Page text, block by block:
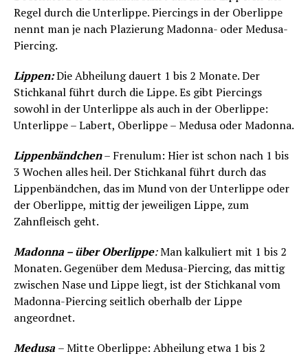
Regel durch die Unterlippe. Piercings in der Oberlippe
nennt man je nach Plazierung Madonna- oder Medusa-
Piercing.
Lippen:Die Abheilung dauert 1 bis 2 Monate. Der
Stichkanal führt durch die Lippe. Es gibt Piercings
sowohl in der Unterlippe als auch in der Oberlippe:
Unterlippe – Labert, Oberlippe – Medusa oder Madonna.
Lippenbändchen– Frenulum: Hier ist schon nach 1 bis
3 Wochen alles heil. Der Stichkanal führt durch das
Lippenbändchen, das im Mund von der Unterlippe oder
der Oberlippe, mittig der jeweiligen Lippe, zum
Zahnfleisch geht.
Madonna – über Oberlippe:Man kalkuliert mit 1 bis 2
Monaten. Gegenüber dem Medusa-Piercing, das mittig
zwischen Nase und Lippe liegt, ist der Stichkanal vom
Madonna-Piercing seitlich oberhalb der Lippe
angeordnet.
Medusa – Mitte Oberlippe: Abheilung etwa 1 bis 2